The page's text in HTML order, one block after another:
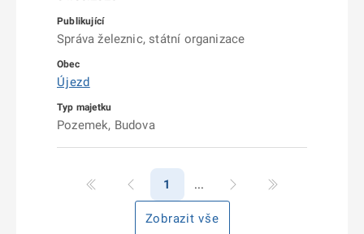
Správa železnic, státní organizace
Újezd
Pozemek, Budova
Zobrazit vše
1